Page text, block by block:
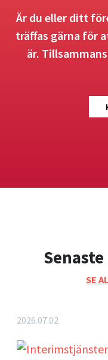
Är du eller ditt
träffas gärna för
är.
SE
2026.07.02